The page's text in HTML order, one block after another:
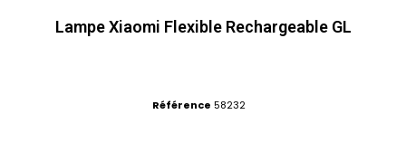
Lampe Xiaomi Flexible Rechargeable GL
Référence 58232